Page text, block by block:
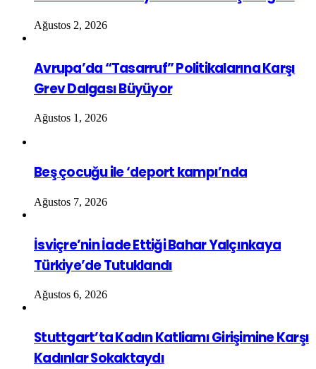
Ağustos 2, 2026
Avrupa’da “Tasarruf” Politikalarına Karşı
Grev Dalgası Büyüyor
Ağustos 1, 2026
Beş çocuğu ile ‘deport kampı’nda
Ağustos 7, 2026
İsviçre’nin İade Ettiği Bahar Yalçınkaya
Türkiye’de Tutuklandı
Ağustos 6, 2026
Stuttgart’ta Kadın Katliamı Girişimine Karşı
Kadınlar Sokaktaydı